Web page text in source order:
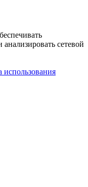
сетевой
использования